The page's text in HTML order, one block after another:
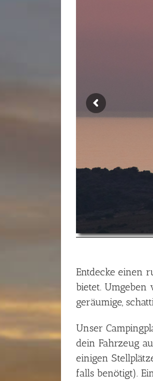
Entdecke einen
bietet. Umgeben
geräumige,
Unser
dein Fahrzeug
einigen
falls benötigt).